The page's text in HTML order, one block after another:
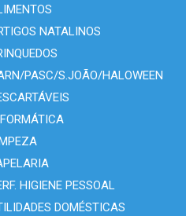
NATALINOS
PASC/S.JOÃO/HALOWEEN
HIGIENE PESSOAL
DOMÉSTICAS